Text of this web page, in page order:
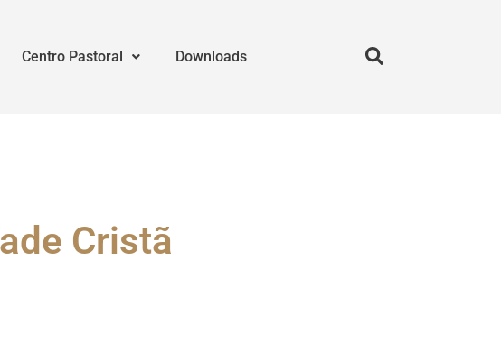
Centro Pastoral Downloads
Cristã